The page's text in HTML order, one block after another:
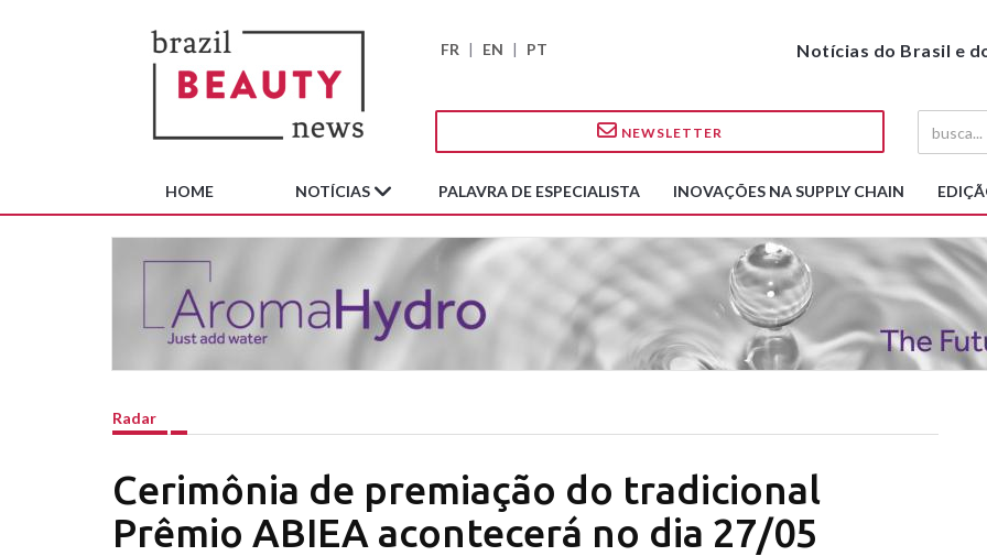
FR | EN | PT Notícias do Brasil e
NEWSLETTER
HOME NOTÍCIAS PALAVRA DE ESPECIALISTA INOVAÇÕES NA SUPPLY CHAIN
Radar
Cerimônia de premiação do tradicional
Prêmio ABIEA acontecerá no dia 27/05